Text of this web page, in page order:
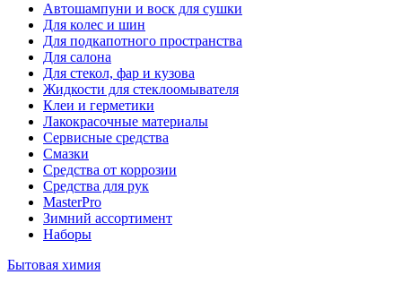
Автошампуни и воск для сушки
Для колес и шин
Для подкапотного пространства
Для салона
Для стекол, фар и кузова
Жидкости для стеклоомывателя
Клеи и герметики
Лакокрасочные материалы
Сервисные средства
Смазки
Средства от коррозии
Средства для рук
MasterPro
Зимний ассортимент
Наборы
Бытовая химия